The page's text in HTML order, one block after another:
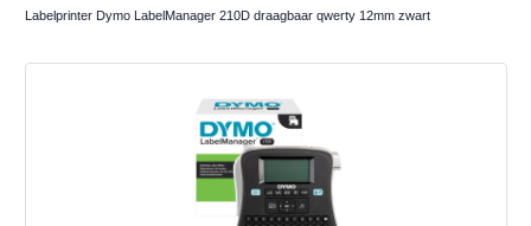
Labelprinter Dymo LabelManager 210D draagbaar qwerty 12mm zwart